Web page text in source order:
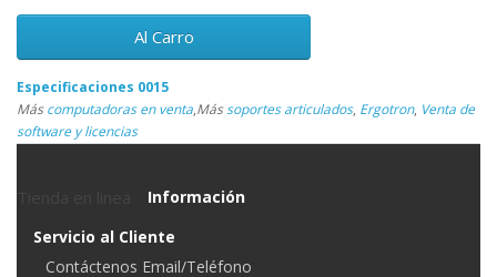
Al Carro
Especificaciones 0015
Máscomputadoras en venta,Mássoportes articulados, Ergotron, Venta de
software y licencias
Información
Servicio al Cliente
Contáctenos Email/Teléfono